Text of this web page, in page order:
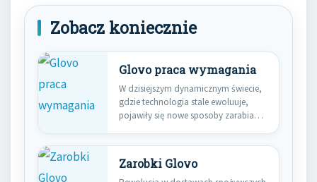
Zobacz koniecznie
Glovo praca wymagania
W dzisiejszym dynamicznym świecie,
gdzie technologia stale ewoluuje,
pojawiły się nowe sposoby zarabiania
Zarobki Glovo